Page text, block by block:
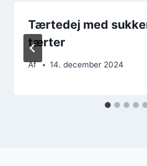
Tærtedej med
tærter
Af 14. december 2024